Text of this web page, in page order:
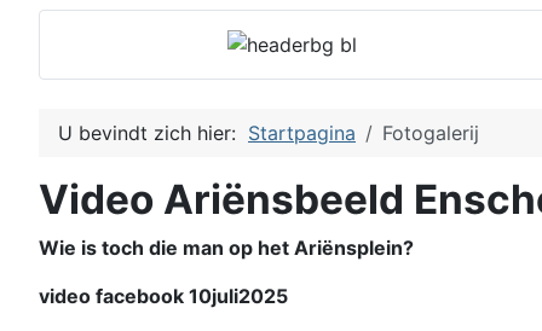
U bevindt zich hier: Startpagina Fotogalerij
Video Ariënsbeeld
Wie is toch die man op het Ariënsplein?
video facebook 10juli2025